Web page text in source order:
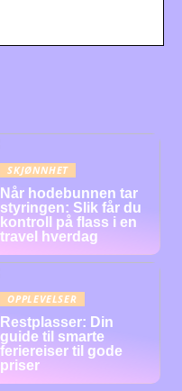
SKJØNNHET
Når hodebunnen tar
styringen: Slik får du
kontroll på flass i en
travel hverdag
OPPLEVELSER
Restplasser: Din
guide til smarte
feriereiser til gode
priser